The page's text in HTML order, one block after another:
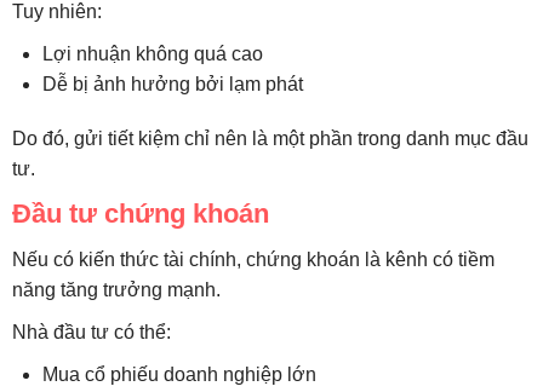
Tuy nhiên:
Lợi nhuận không quá cao
Dễ bị ảnh hưởng bởi lạm phát
Do đó, gửi tiết kiệm chỉ nên là một phần trong danh mục đầu
tư.
Đầu tư chứng khoán
Nếu có kiến thức tài chính, chứng khoán là kênh có tiềm
năng tăng trưởng mạnh.
Nhà đầu tư có thể:
Mua cổ phiếu doanh nghiệp lớn